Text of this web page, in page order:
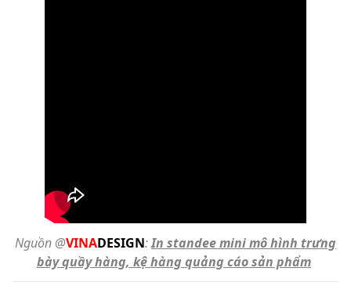
Nguồn @VINADESIGN:In standee mini mô hình trưng
bày quầy hàng, kệ hàng quảng cáo sản phẩm